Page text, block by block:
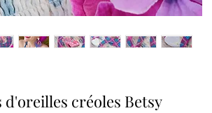
d'oreilles créoles Betsy